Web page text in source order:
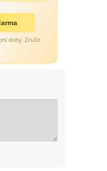
doby. Zrušit